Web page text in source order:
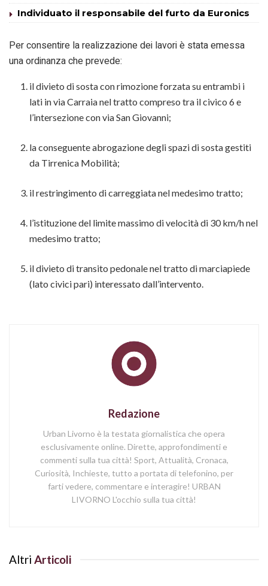
Individuato il responsabile del furto da Euronics
Per consentire la realizzazione dei lavori è stata emessa
una ordinanza che prevede:
il divieto di sosta con rimozione forzata su entrambi i
lati in via Carraia nel tratto compreso tra il civico 6 e
l’intersezione con via San Giovanni;
la conseguente abrogazione degli spazi di sosta gestiti
da Tirrenica Mobilità;
il restringimento di carreggiata nel medesimo tratto;
l’istituzione del limite massimo di velocità di 30 km/h nel
medesimo tratto;
il divieto di transito pedonale nel tratto di marciapiede
(lato civici pari) interessato dall’intervento.
Redazione
Urban Livorno è la testata giornalistica che opera
esclusivamente online. Dirette, approfondimenti e
commenti sulla tua città! Sport, Attualità, Cronaca,
Curiosità, Inchieste, tutto a portata di telefonino, per
farti vedere, commentare e interagire! URBAN
LIVORNO L'occhio sulla tua città!
Altri Articoli